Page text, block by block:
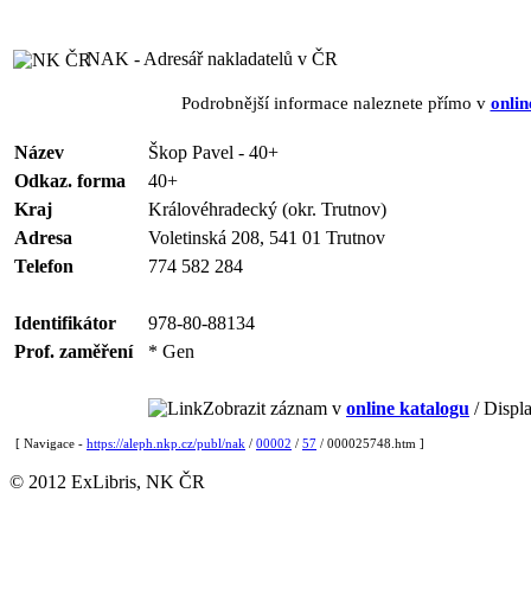
NAK - Adresář nakladatelů v ČR
Podrobnější informace naleznete přímo v
Název
Škop Pavel - 40+
Odkaz. forma
40+
Kraj
Královéhradecký (okr. Trutnov)
Adresa
Voletinská 208, 541 01 Trutnov
Telefon
774 582 284
Identifikátor
978-80-88134
Prof. zaměření
* Gen
Zobrazit záznam v online katalogu /
[ Navigace - https://aleph.nkp.cz/publ/nak / 00002 / 57 / 000025748.htm ]
© 2012 ExLibris, NK ČR